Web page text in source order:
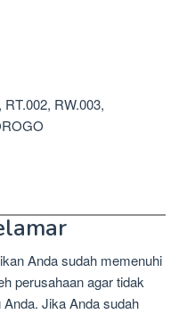
RW.003,
Anda sudah memenuhi
perusahaan agar tidak
Jika Anda sudah